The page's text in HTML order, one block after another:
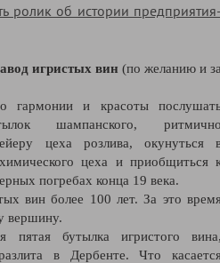
ролик об истории
игристых вин (по желанию и
гармонии и красоты
шампанского,
цеха розлива, окунуться
цеха и приобщиться
погребах конца 19 века.
вин более 100 лет. За это
вершину.
пятая бутылка игристого
в Дербенте. Что